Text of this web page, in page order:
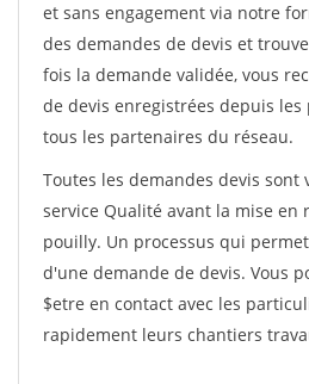
et sans engagement via notre
des demandes de devis et
fois la demande validée, vous
de devis enregistrées depuis
tous les partenaires du réseau.
Toutes les demandes devis sont
service Qualité avant la mise en
pouilly. Un processus qui
d'une demande de devis. Vous
$etre en contact avec les
rapidement leurs chantiers